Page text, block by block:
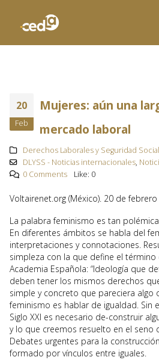
20
Feb
Mujeres: aún una
mercado laboral
Derechos Laborales y Seguridad Social
DLYSS - Noticias internacionales,
0 Comments
Like: 0
Voltairenet.org (México). 20 de
La palabra feminismo es tan
En diferentes ámbitos se habla del
interpretaciones y connotaciones.
simpleza con la que define el término
Academia Española: “Ideología que
deben tener los mismos derechos
simple y concreto que pareciera algo
feminismo es hablar de igualdad. Sin
Siglo XXI es necesario de-construir
y lo que creemos resuelto en el seno
Debates urgentes para la
formado por vínculos entre iguales.